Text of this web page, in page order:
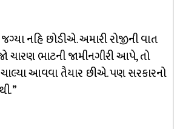
નહિ છોડીએ. અમારી રોજીની વાત
ચારણ ભાટની જામીનગીરી આપે, તો
આવવા તૈયાર છીએ. પણ સરકારનો
”